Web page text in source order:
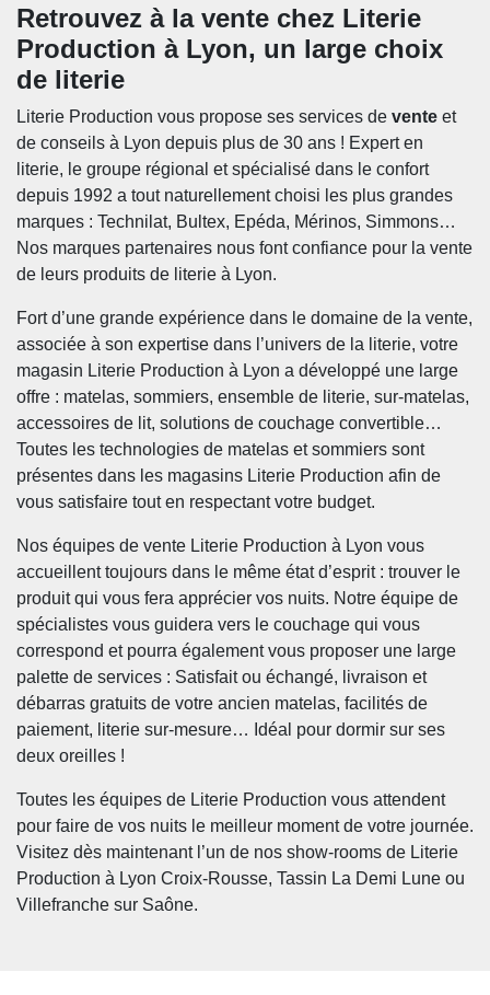
Retrouvez à la vente chez Literie
Production à Lyon, un large choix
de literie
Literie Production vous propose ses services de vente et
de conseils à Lyon depuis plus de 30 ans ! Expert en
literie, le groupe régional et spécialisé dans le confort
depuis 1992 a tout naturellement choisi les plus grandes
marques : Technilat, Bultex, Epéda, Mérinos, Simmons…
Nos marques partenaires nous font confiance pour la vente
de leurs produits de literie à Lyon.
Fort d’une grande expérience dans le domaine de la vente,
associée à son expertise dans l’univers de la literie, votre
magasin Literie Production à Lyon a développé une large
offre : matelas, sommiers, ensemble de literie, sur-matelas,
accessoires de lit, solutions de couchage convertible…
Toutes les technologies de matelas et sommiers sont
présentes dans les magasins Literie Production afin de
vous satisfaire tout en respectant votre budget.
Nos équipes de vente Literie Production à Lyon vous
accueillent toujours dans le même état d’esprit : trouver le
produit qui vous fera apprécier vos nuits. Notre équipe de
spécialistes vous guidera vers le couchage qui vous
correspond et pourra également vous proposer une large
palette de services : Satisfait ou échangé, livraison et
débarras gratuits de votre ancien matelas, facilités de
paiement, literie sur-mesure… Idéal pour dormir sur ses
deux oreilles !
Toutes les équipes de Literie Production vous attendent
pour faire de vos nuits le meilleur moment de votre journée.
Visitez dès maintenant l’un de nos show-rooms de Literie
Production à Lyon Croix-Rousse, Tassin La Demi Lune ou
Villefranche sur Saône.